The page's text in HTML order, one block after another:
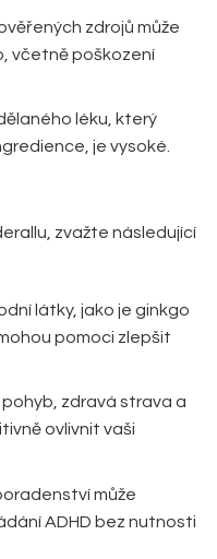
zdrojů může
včetně poškození
léku, který
je vysoké.
zvažte následující
látky, jako je ginkgo
pomoci zlepšit
zdravá strava a
ovlivnit vaši
může
ADHD bez nutnosti